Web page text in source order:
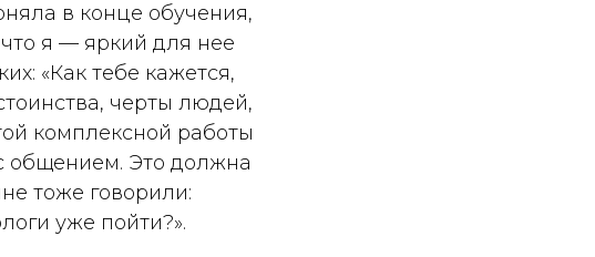
в конце обучения,
я — яркий для нее
«Как тебе кажется,
черты людей,
комплексной работы
общением. Это должна
тоже говорили:
уже пойти?».